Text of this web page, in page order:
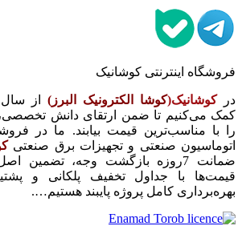
فروشگاه اینترنتی کوشانیک
در کوشانیک(کوشا الکترونیک البرز)
کمک می‌کنیم تا ضمن ارتقای دانش تخصصی،
را با مناسب‌ترین قیمت بیابند. ما در
اتوماسیون صنعتی و تجهیزات برق صنعتی
ضمانت 7روزه بازگشت وجه، تضمین
قیمت‌ها با جداول تخفیف پلکانی و
بهره‌برداری کامل پروژه پایبند هستیم….